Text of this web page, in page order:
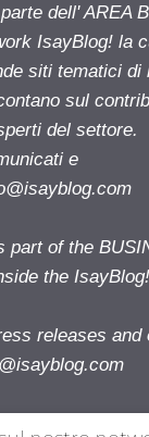
dell' AREA
IsayBlog! la
siti tematici di
sul
del settore.
e
part of the
the
releases and